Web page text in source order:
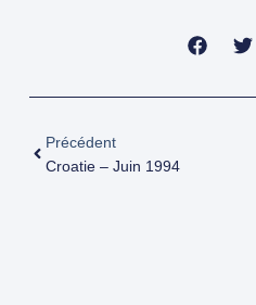
Précédent
Croatie – Juin 1994